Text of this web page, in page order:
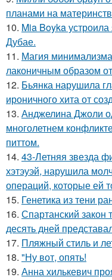
планами на
10. Mia Boyka
Дубае.
11. Магия
лаконичным образом
12. Бьянка нарушила
ироничного хита от
13. Анджелина Джоли
многолетнем
питтом.
14. 43-Летняя звезда
хэтэуэй, нарушила
операций, которые ей
15. Генетика из тени
16. Спартанский
десять дней
17. Пляжный стиль и
18. "Ну вот, опять!
19. Анна хилькевич